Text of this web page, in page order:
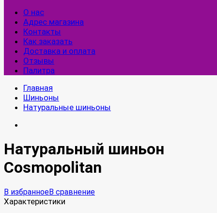
О нас
Адрес магазина
Контакты
Как заказать
Доставка и оплата
Отзывы
Палитра
Главная
Шиньоны
Натуральные шиньоны
Натуральный шиньон
Cosmopolitan
В избранноеВ сравнение
Характеристики